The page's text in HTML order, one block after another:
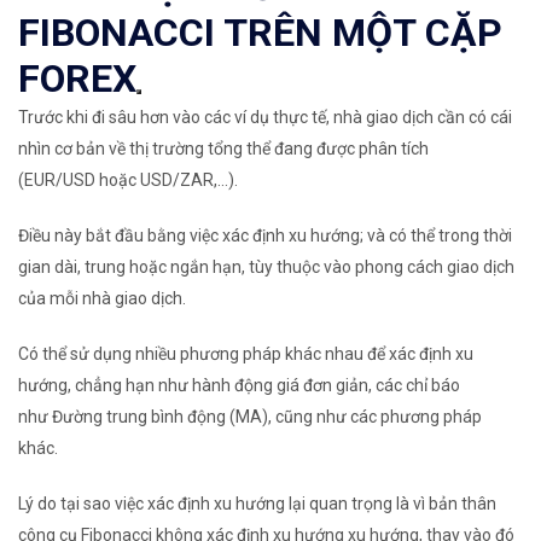
FIBONACCI TRÊN MỘT CẶP
FOREX
Trước khi đi sâu hơn vào các ví dụ thực tế, nhà giao dịch cần có cái
nhìn cơ bản về thị trường tổng thể đang được phân tích
(EUR/USD hoặcUSD/ZAR,…).
Điều này bắt đầu bằng việc xác định xu hướng; và có thể trong thời
gian dài, trung hoặc ngắn hạn, tùy thuộc vào phong cách giao dịch
của mỗi nhà giao dịch.
Có thể sử dụng nhiều phương pháp khác nhau để xác định xu
hướng, chẳng hạn như hành động giáđơn giản, các chỉ báo
nhưĐường trung bình động (MA), cũng như các phương pháp
khác.
Lý do tại sao việc xác định xu hướng lại quan trọng là vì bản thân
công cụ Fibonacci không xác định xu hướng xu hướng, thay vào đó